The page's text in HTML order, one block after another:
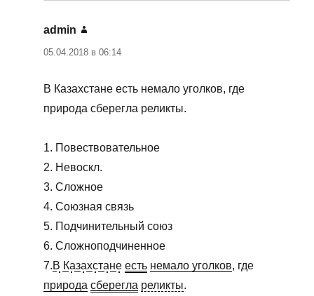
admin
05.04.2018 в 06:14
В Казахстане есть немало уголков, где
природа сберегла реликты.
1. Повествовательное
2. Невоскл.
3. Сложное
4. Союзная связь
5. Подчинительный союз
6. Сложноподчиненное
7.В Казахстане есть немало уголков, где
природа сберегла реликты.